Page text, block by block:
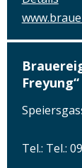
Freyung“
Tel.: Tel.: